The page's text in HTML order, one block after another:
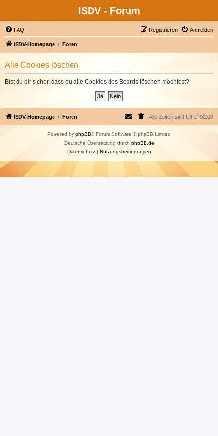
ISDV - Forum
FAQ Anmelden
Registrieren
ISDV-Homepage Foren
Alle Cookies löschen
Bist du dir sicher, dass du alle Cookies des Boards löschen möchtest?
ISDV-Homepage Foren Alle Zeiten sind UTC+02:00
Powered by phpBB® Forum Software © phpBB Limited
Deutsche Übersetzung durch phpBB.de
Datenschutz| Nutzungsbedingungen